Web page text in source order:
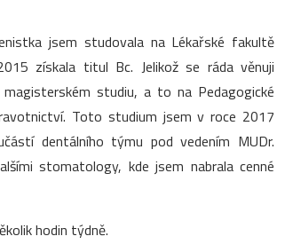
jsem studovala na Lékařské fakultě
získala titul Bc. Jelikož se ráda věnuji
studiu, a to na Pedagogické
Toto studium jsem v roce 2017
dentálního týmu pod vedením MUDr.
stomatology, kde jsem nabrala cenné
hodin týdně.